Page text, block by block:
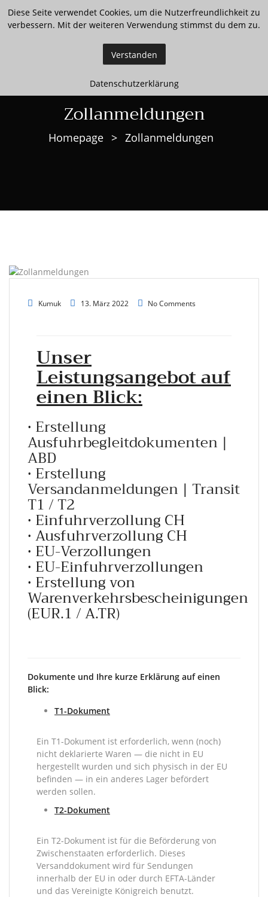
Zollanmeldungen
Homepage > Zollanmeldungen
Kumuk 13. März 2022 No Comments
Unser
Leistungsangebot auf
einen Blick:
• Erstellung
Ausfuhrbegleitdokumenten |
ABD
• Erstellung
Versandanmeldungen | Transit
T1 / T2
• Einfuhrverzollung CH
• Ausfuhrverzollung CH
• EU-Verzollungen
• EU-Einfuhrverzollungen
• Erstellung von
Warenverkehrsbescheinigungen
(EUR.1 / A.TR)
Dokumente und Ihre kurze Erklärung auf einen
Blick:
T1-Dokument
Ein T1-Dokument ist erforderlich, wenn (noch)
nicht deklarierte Waren — die nicht in EU
hergestellt wurden und sich physisch in der EU
befinden — in ein anderes Lager befördert
werden sollen.
T2-Dokument
Ein T2-Dokument ist für die Beförderung von
Zwischenstaaten erforderlich. Dieses
Versanddokument wird für Sendungen
innerhalb der EU in oder durch EFTA-Länder
und das Vereinigte Königreich benutzt.
Diese Seite verwendet Cookies, um die Nutzerfreundlichkeit zu
verbessern. Mit der weiteren Verwendung stimmst du dem zu.
Verstanden
Datenschutzerklärung